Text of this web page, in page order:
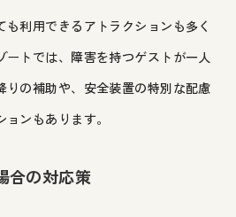
利用できるアトラクションも多く
ートでは、障害を持つゲストが一人
りの補助や、安全装置の特別な配慮
ンもあります。
合の対応策